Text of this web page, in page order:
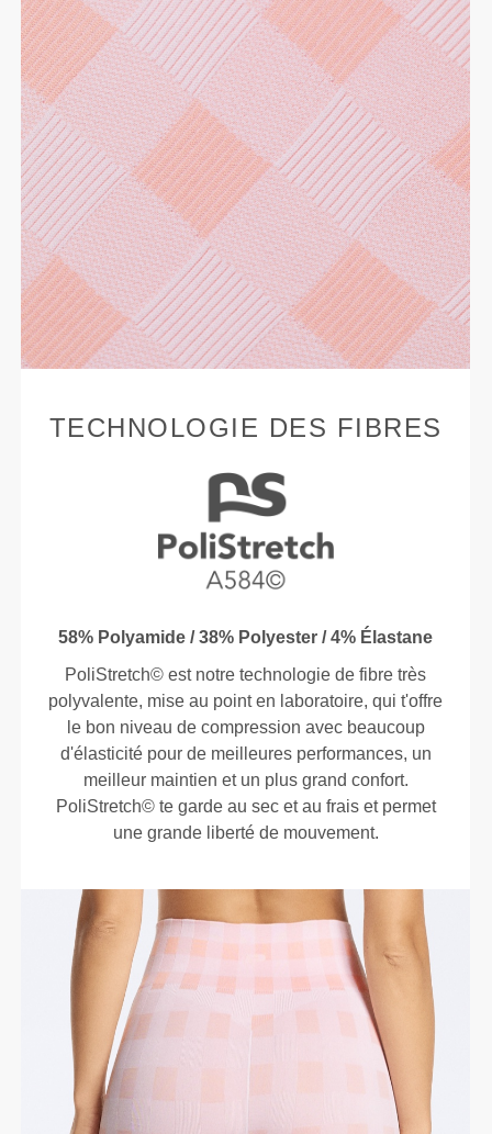
TECHNOLOGIE DES FIBRES
58% Polyamide / 38% Polyester / 4% Élastane
PoliStretch© est notre technologie de fibre très
polyvalente, mise au point en laboratoire, qui t'offre
le bon niveau de compression avec beaucoup
d'élasticité pour de meilleures performances, un
meilleur maintien et un plus grand confort.
PoliStretch© te garde au sec et au frais et permet
une grande liberté de mouvement.